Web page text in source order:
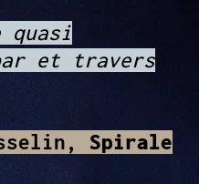
quasi
et travers
Spirale